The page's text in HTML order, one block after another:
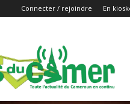
Connecter / rejoindre En